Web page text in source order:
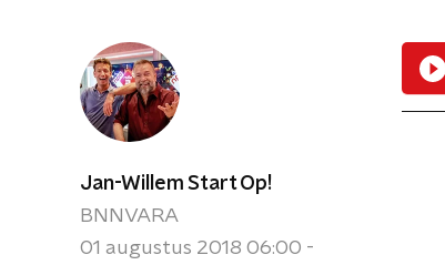
Jan-Willem Start Op!
BNNVARA
01 augustus 2018 06:00 -